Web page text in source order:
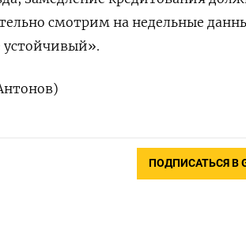
смотрим на недельные
устойчивый».
ПОДПИСАТЬСЯ В